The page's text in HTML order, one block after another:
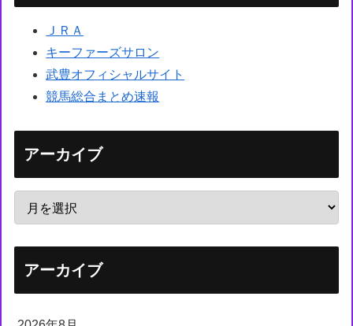
ＪＲＡ
キーファーズサロン
武豊オフィシャルサイト
競馬総合まとめ速報
アーカイブ
アーカイブ